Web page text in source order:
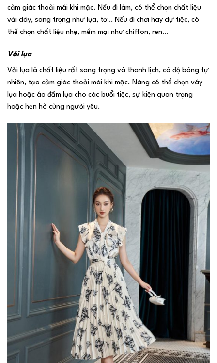
cảm giác thoải mái khi mặc. Nếu đi làm, có thể chọn chất liệu
vải dày, sang trọng như lụa, tơ… Nếu đi chơi hay dự tiệc, có
thể chọn chất liệu nhẹ, mềm mại như chiffon, ren…
Vải lụa
Vải lụa là chất liệu rất sang trọng và thanh lịch, có độ bóng tự
nhiên, tạo cảm giác thoải mái khi mặc. Nàng có thể chọn váy
lụa hoặc áo đầm lụa cho các buổi tiệc, sự kiện quan trọng
hoặc hẹn hò cùng người yêu.